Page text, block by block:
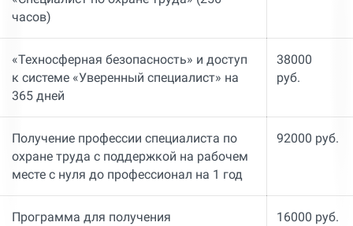
часов)
«Техносферная безопасность» и доступ
к системе «Уверенный специалист» на
365 дней
38000
руб.
Получение профессии специалиста по
охране труда с поддержкой на рабочем
месте с нуля до профессионал на 1 год
92000 руб.
Программа для получения
16000 руб.